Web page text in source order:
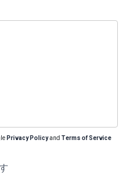
Privacy Policyand Terms of Service